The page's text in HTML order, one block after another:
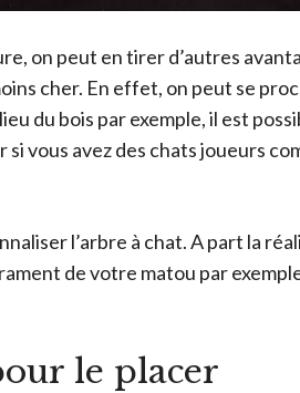
on peut en tirer d’autres
cher. En effet, on peut se
du bois par exemple, il est
vous avez des chats joueurs
l’arbre à chat. A part la
de votre matou par
le placer